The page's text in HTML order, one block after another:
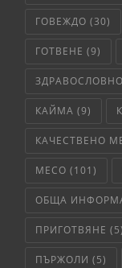
ГОВЕЖДО (30)
ГОТВЕНЕ (9)
ЗДРАВОСЛОВНО
КАЙМА (9)
КАЧЕСТВЕНО
МЕСО (101)
ОБЩА
ПРИГОТВЯНЕ (5)
ПЪРЖОЛИ (5)